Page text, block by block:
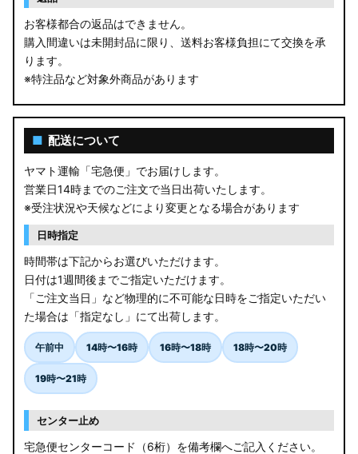
お客様都合の返品はできません。
購入間違いは未開封品に限り、送料お客様負担にて交換を承
ります。
※特注品など対象外商品があります
■ 配送について
ヤマト運輸「宅急便」でお届けします。
営業日14時までのご注文で当日出荷いたします。
※受注状況や天候などにより変更となる場合があります
日時指定
時間帯は下記からお選びいただけます。
日付は1週間後までご指定いただけます。
「ご注文当日」など物理的に不可能な日時をご指定いただい
た場合は「指定なし」にて出荷します。
午前中 14時〜16時 16時〜18時 18時〜20時
19時〜21時
センター止め
宅急便センターコード（6桁）を備考欄へご記入ください。